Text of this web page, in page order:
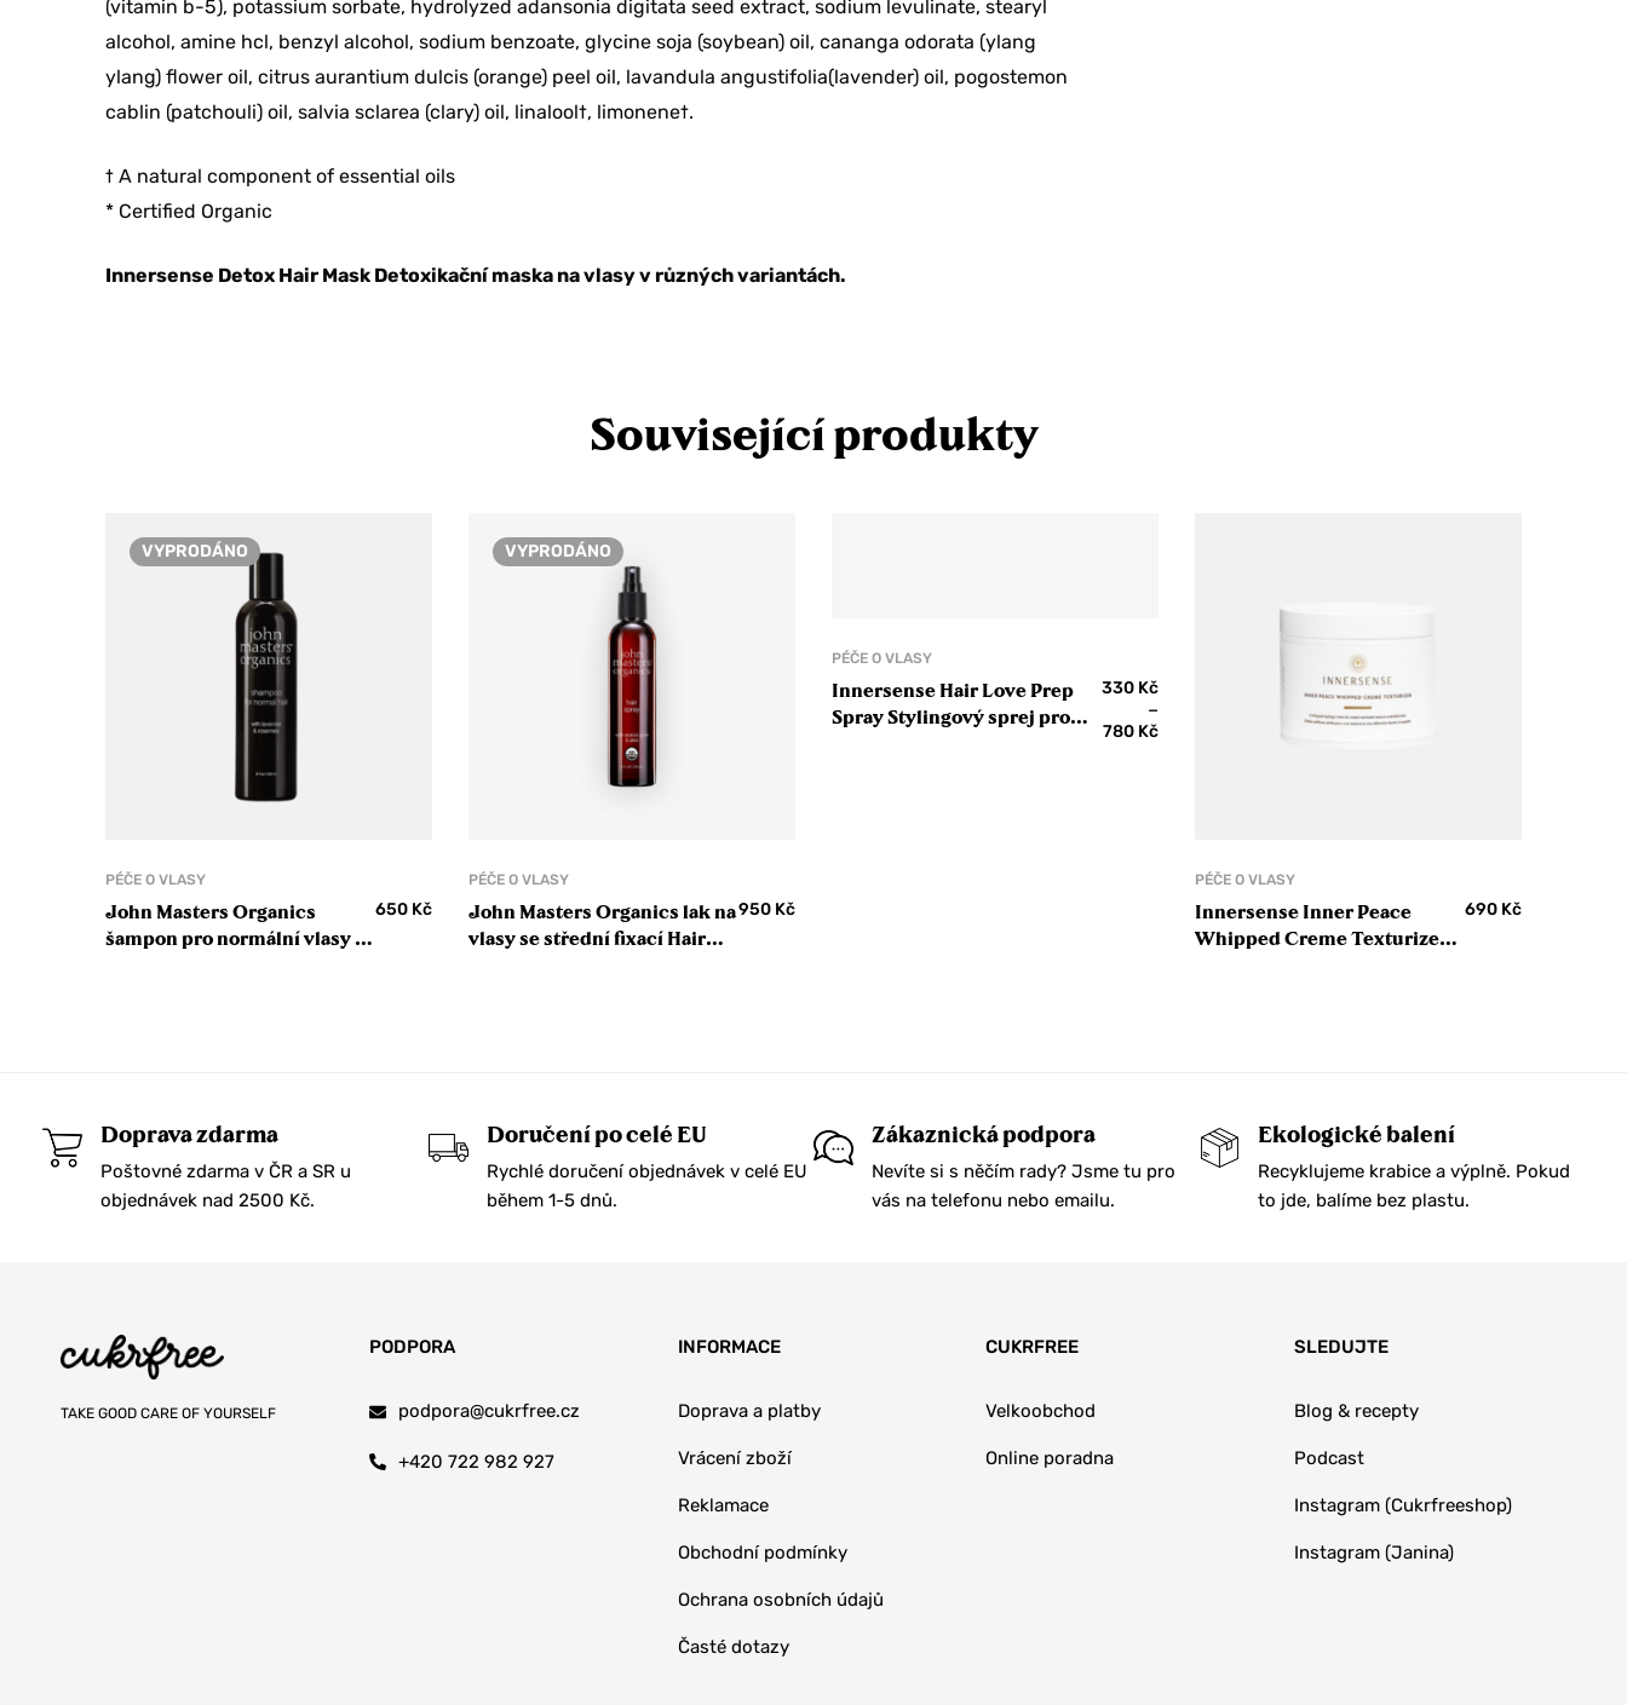
(vitamin b-5), potassium sorbate, hydrolyzed adansonia digitata seed extract, sodium levulinate, stearyl
alcohol, amine hcl, benzyl alcohol, sodium benzoate, glycine soja (soybean) oil, cananga odorata (ylang
ylang) flower oil, citrus aurantium dulcis (orange) peel oil, lavandula angustifolia(lavender) oil, pogostemon
cablin (patchouli) oil, salvia sclarea (clary) oil, linalool†, limonene†.
† A natural component of essential oils
* Certified Organic
Innersense Detox Hair Mask Detoxikační maska na vlasy v různých variantách.
Související produkty
VYPRODÁNO
PÉČE O VLASY
John Masters Organics
šampon pro normální vlasy s
650 Kč
VYPRODÁNO
PÉČE O VLASY
John Masters Organics lak na
vlasy se střední fixací Hair
950 Kč
PÉČE O VLASY
Innersense Hair Love Prep
Spray Stylingový sprej pro
330 Kč
–
780 Kč
PÉČE O VLASY
Innersense Inner Peace
Whipped Creme Texturizer
690 Kč
Doprava zdarma
Poštovné zdarma v ČR a SR u
objednávek nad 2500 Kč.
Doručení po celé EU
Rychlé doručení objednávek v celé EU
během 1-5 dnů.
Zákaznická podpora
Nevíte si s něčím rady? Jsme tu pro
vás na telefonu nebo emailu.
Ekologické balení
Recyklujeme krabice a výplně. Pokud
to jde, balíme bez plastu.
TAKE GOOD CARE OF YOURSELF
PODPORA
podpora@cukrfree.cz
+420 722 982 927
INFORMACE
Doprava a platby
Vrácení zboží
Reklamace
Obchodní podmínky
Ochrana osobních údajů
Časté dotazy
CUKRFREE
Velkoobchod
Online poradna
SLEDUJTE
Blog & recepty
Podcast
Instagram (Cukrfreeshop)
Instagram (Janina)